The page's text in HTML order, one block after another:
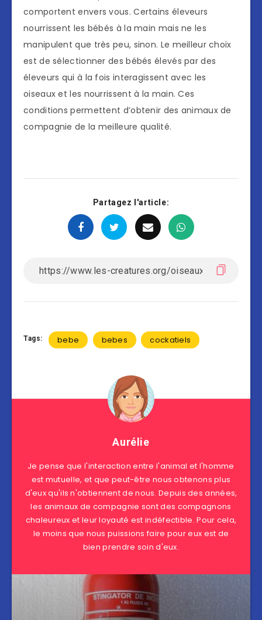
comportent envers vous. Certains éleveurs
nourrissent les bébés à la main mais ne les
manipulent que très peu, sinon. Le meilleur choix
est de sélectionner des bébés élevés par des
éleveurs qui à la fois interagissent avec les
oiseaux et les nourrissent à la main. Ces
conditions permettent d’obtenir des animaux de
compagnie de la meilleure qualité.
Partagez l'article:
Tags: bebe bebes cockatiels
Aurélie
Je pense que l'interaction entre l'animal et l'homme
est mutuelle, et que peut-être nous obtenons plus
d'eux qu'ils n'obtiennent de nous. Depuis des années,
les animaux de compagnie sont des compagnons
chaleureux et leur loyauté est indéfectible. Pour cela,
le moins que nous puissions faire pour eux est de
bien prendre soin d'eux.